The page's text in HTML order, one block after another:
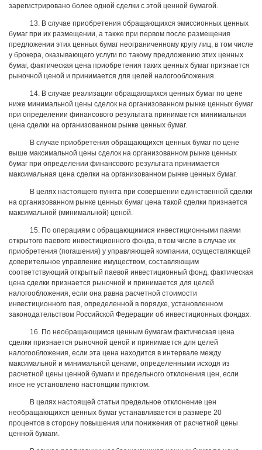
зарегистрировано более одной сделки с этой ценной бумагой.
13. В случае приобретения обращающихся эмиссионных ценных
бумаг при их размещении, а также при первом после размещения
предложении этих ценных бумаг неограниченному кругу лиц, в том числе
у брокера, оказывающего услуги по такому предложению этих ценных
бумаг, фактическая цена приобретения таких ценных бумаг признается
рыночной ценой и принимается для целей налогообложения.
14. В случае реализации обращающихся ценных бумаг по цене
ниже минимальной цены сделок на организованном рынке ценных бумаг
при определении финансового результата принимается минимальная
цена сделки на организованном рынке ценных бумаг.
В случае приобретения обращающихся ценных бумаг по цене
выше максимальной цены сделок на организованном рынке ценных
бумаг при определении финансового результата принимается
максимальная цена сделки на организованном рынке ценных бумаг.
В целях настоящего пункта при совершении единственной сделки
на организованном рынке ценных бумаг цена такой сделки признается
максимальной (минимальной) ценой.
15. По операциям с обращающимися инвестиционными паями
открытого паевого инвестиционного фонда, в том числе в случае их
приобретения (погашения) у управляющей компании, осуществляющей
доверительное управление имуществом, составляющим
соответствующий открытый паевой инвестиционный фонд, фактическая
цена сделки признается рыночной и принимается для целей
налогообложения, если она равна расчетной стоимости
инвестиционного пая, определенной в порядке, установленном
законодательством Российской Федерации об инвестиционных фондах.
16. По необращающимся ценным бумагам фактическая цена
сделки признается рыночной ценой и принимается для целей
налогообложения, если эта цена находится в интервале между
максимальной и минимальной ценами, определенными исходя из
расчетной цены ценной бумаги и предельного отклонения цен, если
иное не установлено настоящим пунктом.
В целях настоящей статьи предельное отклонение цен
необращающихся ценных бумаг устанавливается в размере 20
процентов в сторону повышения или понижения от расчетной цены
ценной бумаги.